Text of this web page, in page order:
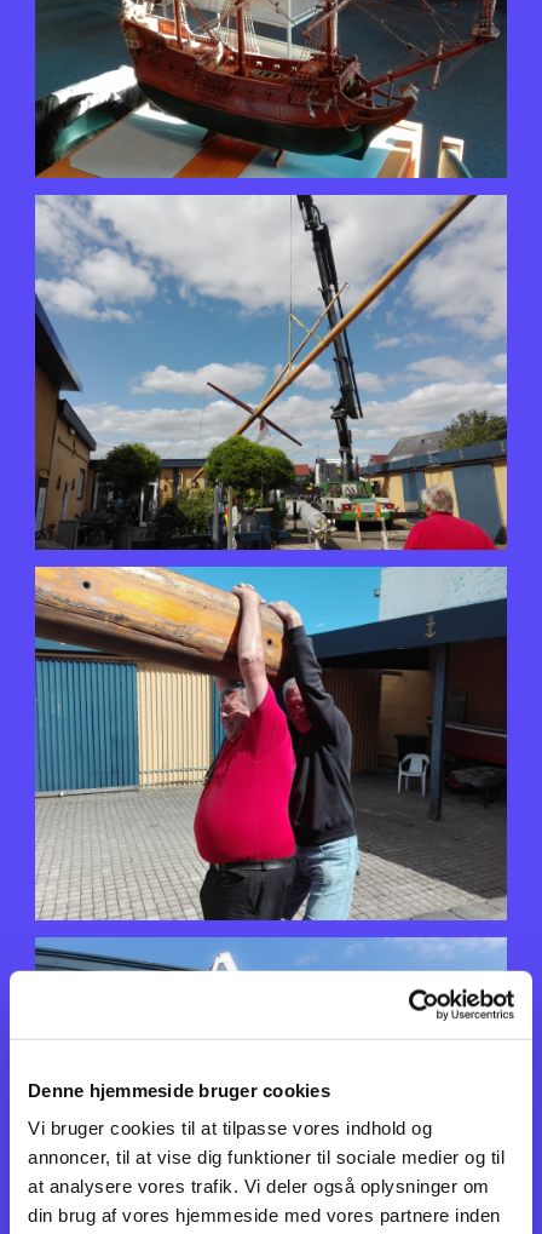
Denne hjemmeside bruger cookies
Vi bruger cookies til at tilpasse vores indhold og
annoncer, til at vise dig funktioner til sociale medier og til
at analysere vores trafik. Vi deler også oplysninger om
din brug af vores hjemmeside med vores partnere inden